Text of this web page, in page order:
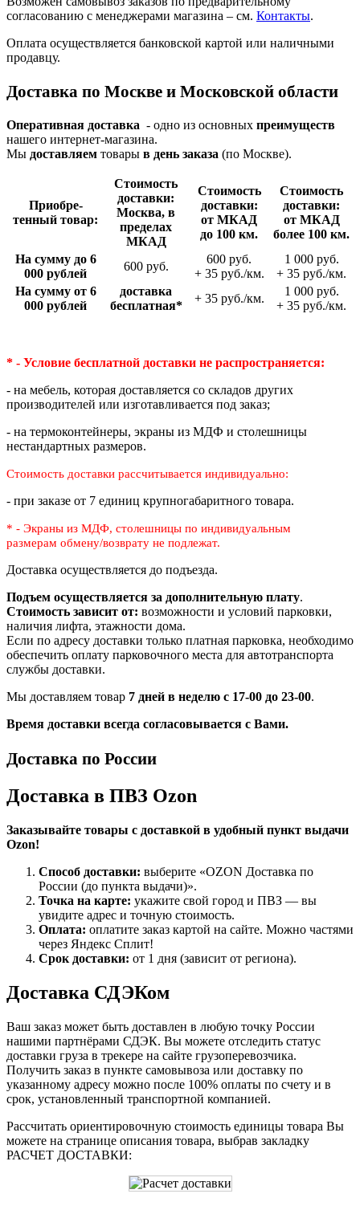
согласованию с менеджерами магазина – см. Контакты.
Оплата осуществляется банковской картой или наличными
продавцу.
Доставка по Москве и Московской области
Оперативная доставка - одно из основных преимуществ
нашего интернет-магазина.
Мы доставляем товары в день заказа (по Москве).
Приобре­
тенный товар:
Стои­мость
доставки:
Москва, в
пределах
МКАД
Стои­мость
доставки:
от МКАД
до 100 км.
Стои­мость
доставки:
от МКАД
более 100 км.
На сумму до 6
000 рублей
600 руб.
600 руб.
+ 35 руб./км.
1 000 руб.
+ 35 руб./км.
На сумму от 6
000 рублей
доставка
беспла­тная*
+ 35 руб./км.
1 000 руб.
+ 35 руб./км.
* - Условие бесплатной доставки не распространяется:
- на мебель, которая доставляется со складов других
производителей или изготавливается под заказ;
- на термоконтейнеры, экраны из МДФ и столешницы
нестандартных размеров.
Стоимость доставки рассчитывается индивидуально:
- при заказе от 7 единиц крупногабаритного товара.
* - Экраны из МДФ, столешницы по индивидуальным
размерам обмену/возврату не подлежат.
Доставка осуществляется до подъезда.
Подъем осуществляется за дополнительную плату.
Стоимость зависит от: возможности и условий парковки,
наличия лифта, этажности дома.
Если по адресу доставки только платная парковка, необходимо
обеспечить оплату парковочного места для автотранспорта
службы доставки.
Мы доставляем товар 7 дней в неделю с 17-00 до 23-00.
Время доставки всегда согласовывается с Вами.
Доставка по России
Доставка в ПВЗ Ozon
Заказывайте товары с доставкой в удобный пункт выдачи
Ozon!
Способ доставки: выберите «OZON Доставка по
России (до пункта выдачи)».
Точка на карте: укажите свой город и ПВЗ — вы
увидите адрес и точную стоимость.
Оплата: оплатите заказ картой на сайте. Можно частями
через Яндекс Сплит!
Срок доставки: от 1 дня (зависит от региона).
Доставка СДЭКом
Ваш заказ может быть доставлен в любую точку России
нашими партнёрами СДЭК. Вы можете отследить статус
доставки груза в трекере на сайте грузоперевозчика.
Получить заказ в пункте самовывоза или доставку по
указанному адресу можно после 100% оплаты по счету и в
срок, установленный транспортной компанией.
Рассчитать ориентировочную стоимость единицы товара Вы
можете на странице описания товара, выбрав закладку
РАСЧЕТ ДОСТАВКИ: